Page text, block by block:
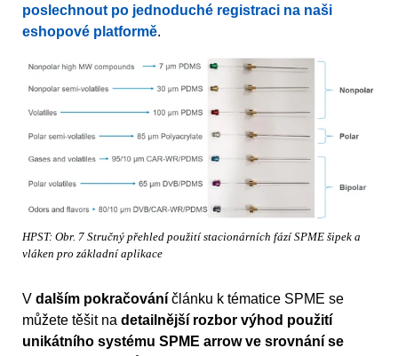
poslechnout po jednoduché registraci na naši
eshopové platformě.
HPST: Obr. 7 Stručný přehled použití stacionárních fází SPME šipek a
vláken pro základní aplikace
V dalším pokračování článku k tématice SPME se
můžete těšit na detailnější rozbor výhod použití
unikátního systému SPME arrow ve srovnání se